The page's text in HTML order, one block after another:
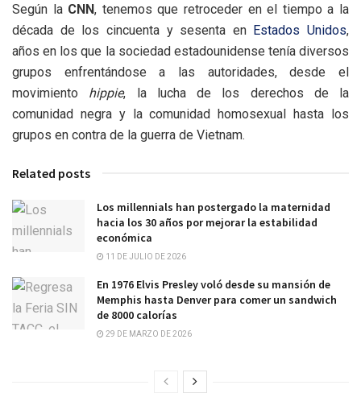
Según la CNN, tenemos que retroceder en el tiempo a la
década de los cincuenta y sesenta en Estados Unidos,
años en los que la sociedad estadounidense tenía diversos
grupos enfrentándose a las autoridades, desde el
movimiento hippie, la lucha de los derechos de la
comunidad negra y la comunidad homosexual hasta los
grupos en contra de la guerra de Vietnam.
Related posts
Los millennials han postergado la maternidad
hacia los 30 años por mejorar la estabilidad
económica
11 DE JULIO DE 2026
En 1976 Elvis Presley voló desde su mansión de
Memphis hasta Denver para comer un sandwich
de 8000 calorías
29 DE MARZO DE 2026